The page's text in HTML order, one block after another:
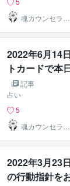
魂カウンセラー
✨ あきほ（aki
ho）
2022年6月
トカードで本
す。記事
占い
5
魂カウンセラー
✨ あきほ（aki
ho）
2022年3月
の行動指針を